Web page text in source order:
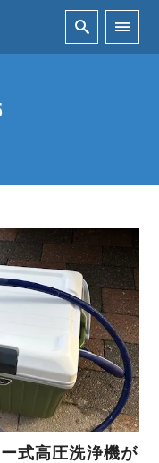
式高圧洗浄機が